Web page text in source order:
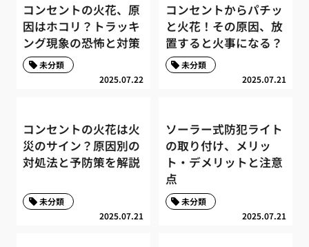
コンセントの火花、原
因はホコリ？トラッキ
ング現象の恐怖と対策
2025.07.22
未分類
コンセントからパチッ
と火花！その原因、放
置すると火事になる？
2025.07.21
未分類
コンセントの火花は火
災のサイン？原因別の
対処法と予防策を解説
2025.07.21
未分類
ソーラー式防犯ライト
の取り付け、メリッ
ト・デメリットと注意
点
2025.07.21
未分類